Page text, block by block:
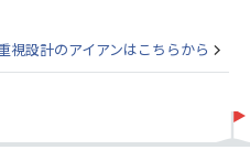
視設計のアイアンはこちらから